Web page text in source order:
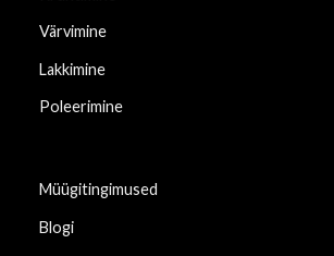
Värvimine
Lakkimine
Poleerimine
Müügitingimused
Blogi